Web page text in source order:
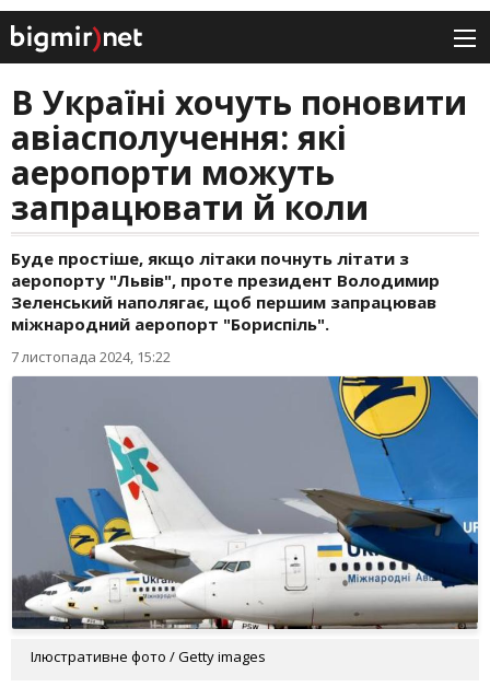
В Україні хочуть поновити
авіасполучення: які
аеропорти можуть
запрацювати й коли
Буде простіше, якщо літаки почнуть літати з
аеропорту "Львів", проте президент Володимир
Зеленський наполягає, щоб першим запрацював
міжнародний аеропорт "Бориспіль".
7 листопада 2024, 15:22
Ілюстративне фото / Getty images